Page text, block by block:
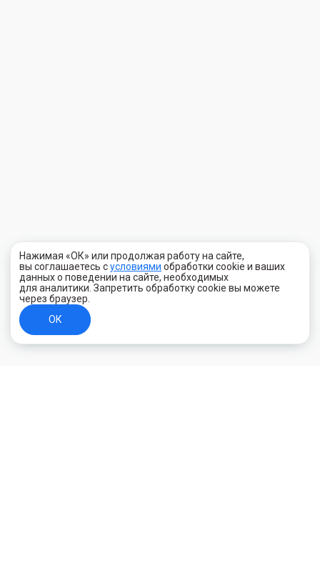
Нажимая «ОК» или продолжая работу на сайте,
вы соглашаетесь сусловиями обработки cookie и ваших
данных о поведении на сайте, необходимых
для аналитики. Запретить обработку cookie вы можете
через браузер.
ОК